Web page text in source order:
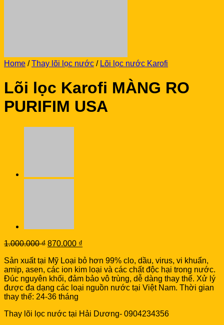
Home / Thay lõi lọc nước / Lõi lọc nước Karofi
Lõi lọc Karofi MÀNG RO
PURIFIM USA
1.000.000₫ Original
was:
1.000.000 ₫.
870.000 ₫
is:
870.000 ₫.
Sản xuất tại Mỹ Loại bỏ hơn 99% clo, dầu, virus, vi khuẩn,
amip, asen, các ion kim loại và các chất độc hại trong nước.
Đúc nguyên khối, đảm bảo vô trùng, dễ dàng thay thế. Xử lý
được đa dạng các loại nguồn nước tại Việt Nam. Thời gian
thay thế: 24-36 tháng
Thay lõi lọc nước tại Hải Dương- 0904234356